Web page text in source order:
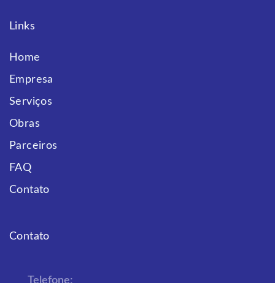
Links
Home
Empresa
Serviços
Obras
Parceiros
FAQ
Contato
Contato
Telefone: